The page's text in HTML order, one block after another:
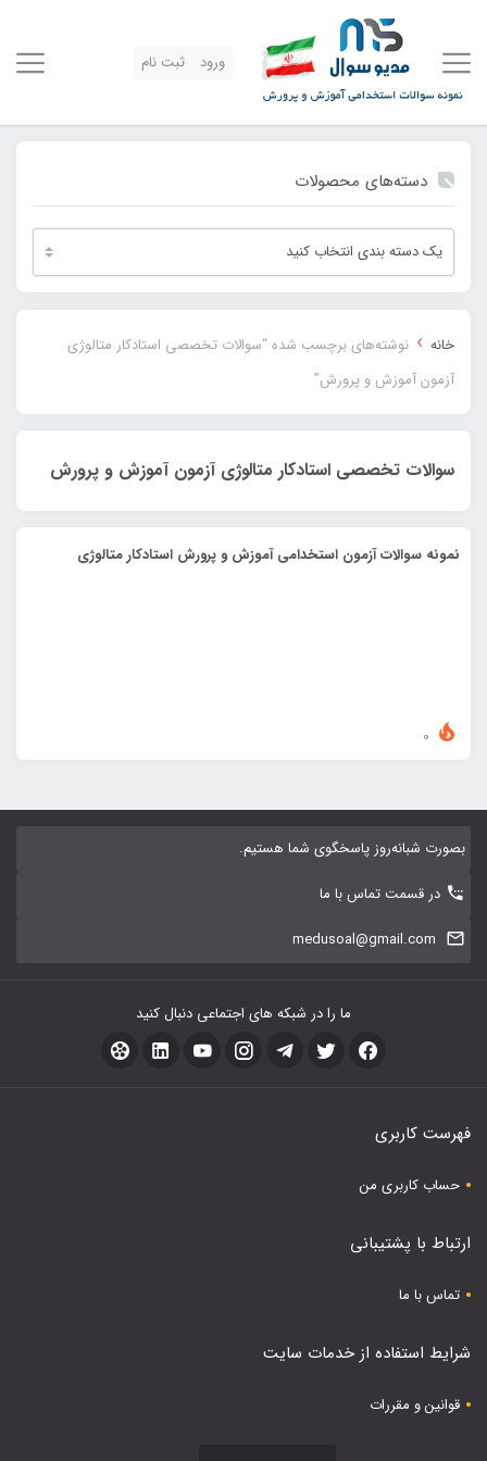
ورود ثبت نام
دسته‌های محصولات
خانه › نوشته‌های برچسب شده “سوالات تخصصی استادکار متالوژی
آزمون آموزش و پرورش”
سوالات تخصصی استادکار متالوژی آزمون آموزش و پرورش
نمونه سوالات آزمون استخدامی آموزش و پرورش استادکار متالوژی
بصورت شبانه‌روز پاسخگوی شما هستیم.
در قسمت تماس با ما
medusoal@gmail.com
ما را در شبکه های اجتماعی دنبال کنید
فهرست کاربری
حساب کاربری من
ارتباط با پشتیبانی
تماس با ما
شرایط استفاده از خدمات سایت
قوانین و مقررات